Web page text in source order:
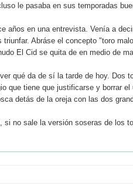
le pasaba en sus temporadas
años en una entrevista. Venía a
triunfar. Abráse el concepto "toro
El Cid se quita de en medio de
qué da de sí la tarde de hoy. Dos
que tiene que justificarse y borrar
detás de la oreja con las dos
si no sale la versión soseras de los